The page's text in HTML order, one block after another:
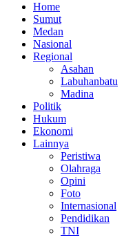
Home
Sumut
Medan
Nasional
Regional
Asahan
Labuhanbatu
Madina
Politik
Hukum
Ekonomi
Lainnya
Peristiwa
Olahraga
Opini
Foto
Internasional
Pendidikan
TNI